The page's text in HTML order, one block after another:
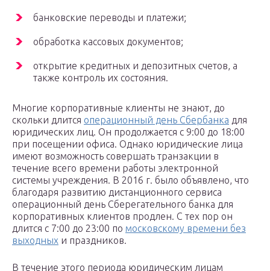
банковские переводы и платежи;
обработка кассовых документов;
открытие кредитных и депозитных счетов, а
также контроль их состояния.
Многие корпоративные клиенты не знают, до
скольки длится операционный день Сбербанка для
юридических лиц. Он продолжается с 9:00 до 18:00
при посещении офиса. Однако юридические лица
имеют возможность совершать транзакции в
течение всего времени работы электронной
системы учреждения. В 2016 г. было объявлено, что
благодаря развитию дистанционного сервиса
операционный день Сберегательного банка для
корпоративных клиентов продлен. С тех пор он
длится с 7:00 до 23:00 по московскому времени без
выходных и праздников.
В течение этого периода юридическим лицам